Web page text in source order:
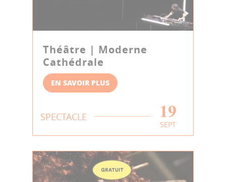
Théâtre | Moderne
Cathédrale
EN SAVOIR PLUS
SPECTACLE 19
SEPT